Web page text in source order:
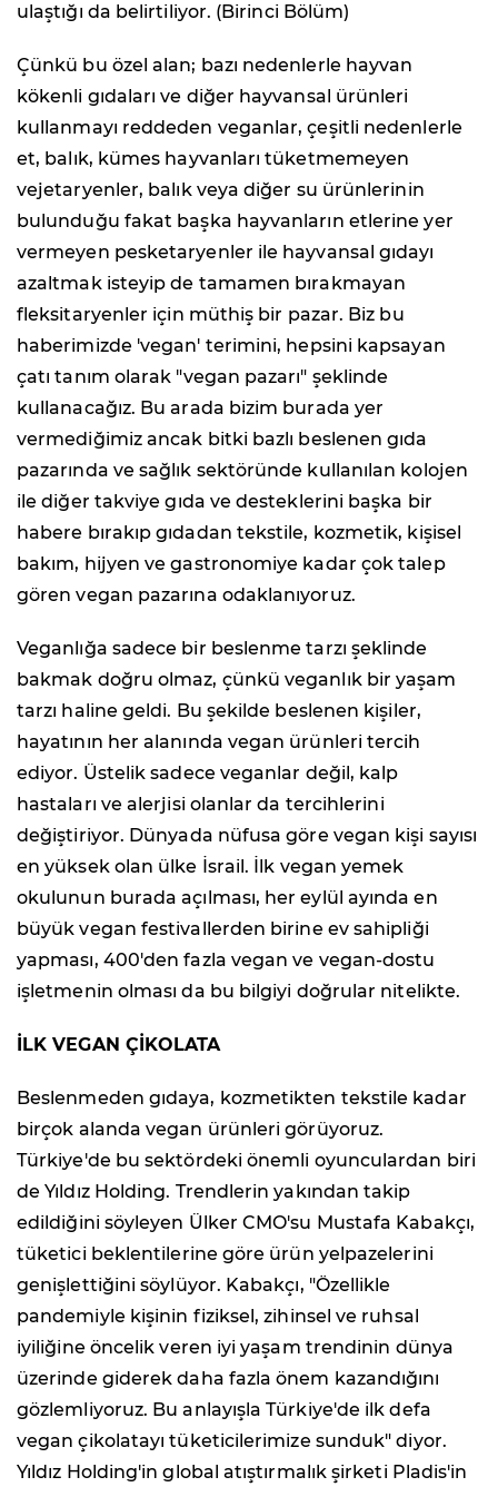
ulaştığı da belirtiliyor. (Birinci Bölüm)
Çünkü bu özel alan; bazı nedenlerle hayvan
kökenli gıdaları ve diğer hayvansal ürünleri
kullanmayı reddeden veganlar, çeşitli nedenlerle
et, balık, kümes hayvanları tüketmemeyen
vejetaryenler, balık veya diğer su ürünlerinin
bulunduğu fakat başka hayvanların etlerine yer
vermeyen pesketaryenler ile hayvansal gıdayı
azaltmak isteyip de tamamen bırakmayan
fleksitaryenler için müthiş bir pazar. Biz bu
haberimizde 'vegan' terimini, hepsini kapsayan
çatı tanım olarak "vegan pazarı" şeklinde
kullanacağız. Bu arada bizim burada yer
vermediğimiz ancak bitki bazlı beslenen gıda
pazarında ve sağlık sektöründe kullanılan kolojen
ile diğer takviye gıda ve desteklerini başka bir
habere bırakıp gıdadan tekstile, kozmetik, kişisel
bakım, hijyen ve gastronomiye kadar çok talep
gören vegan pazarına odaklanıyoruz.
Veganlığa sadece bir beslenme tarzı şeklinde
bakmak doğru olmaz, çünkü veganlık bir yaşam
tarzı haline geldi. Bu şekilde beslenen kişiler,
hayatının her alanında vegan ürünleri tercih
ediyor. Üstelik sadece veganlar değil, kalp
hastaları ve alerjisi olanlar da tercihlerini
değiştiriyor. Dünyada nüfusa göre vegan kişi sayısı
en yüksek olan ülke İsrail. İlk vegan yemek
okulunun burada açılması, her eylül ayında en
büyük vegan festivallerden birine ev sahipliği
yapması, 400'den fazla vegan ve vegan-dostu
işletmenin olması da bu bilgiyi doğrular nitelikte.
İLK VEGAN ÇİKOLATA
Beslenmeden gıdaya, kozmetikten tekstile kadar
birçok alanda vegan ürünleri görüyoruz.
Türkiye'de bu sektördeki önemli oyunculardan biri
de Yıldız Holding. Trendlerin yakından takip
edildiğini söyleyen Ülker CMO'su Mustafa Kabakçı,
tüketici beklentilerine göre ürün yelpazelerini
genişlettiğini söylüyor. Kabakçı, "Özellikle
pandemiyle kişinin fiziksel, zihinsel ve ruhsal
iyiliğine öncelik veren iyi yaşam trendinin dünya
üzerinde giderek daha fazla önem kazandığını
gözlemliyoruz. Bu anlayışla Türkiye'de ilk defa
vegan çikolatayı tüketicilerimize sunduk" diyor.
Yıldız Holding'in global atıştırmalık şirketi Pladis'in